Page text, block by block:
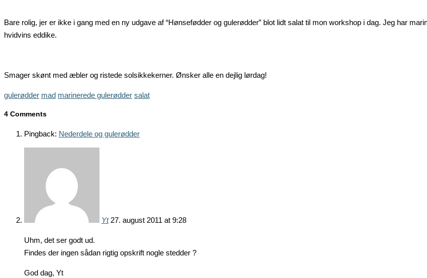
Bare rolig, jer er ikke i gang med en ny udgave af “Hønsefødder og gulerødder” blot lidt salat til mon workshop i dag. Jeg har
hvidvins eddike.
Smager skønt med æbler og ristede solsikkekerner. Ønsker alle en dejlig lørdag!
gulerødder mad marinerede gulerødder salat
4 Comments
Pingback: Nederdele og gulerødder
Yt 27. august 2011 at 9:28
Uhm, det ser godt ud.
Findes der ingen sådan rigtig opskrift nogle stedder ?
God dag, Yt